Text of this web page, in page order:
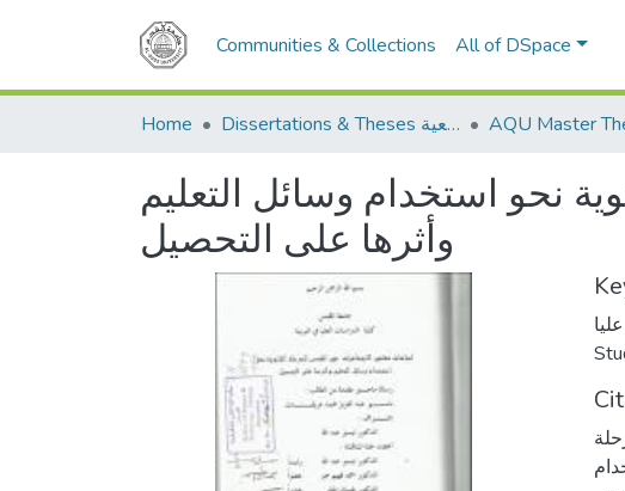
Communities & Collections All of DSpace
Home Dissertations & Theses الرسائل الجامعية
نحو استخدام وسائل التعليم
وأثرها على التحصيل